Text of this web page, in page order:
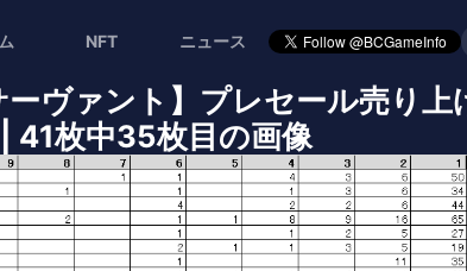
NFT ニュース
ーヴァント】プレセール売り
41枚中35枚目の画像